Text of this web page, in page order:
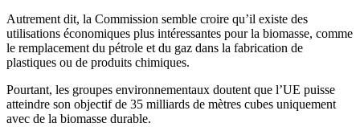
Autrement dit, la Commission semble croire qu’il existe des
utilisations économiques plus intéressantes pour la biomasse, comme
le remplacement du pétrole et du gaz dans la fabrication de
plastiques ou de produits chimiques.
Pourtant, les groupes environnementaux doutent que l’UE puisse
atteindre son objectif de 35 milliards de mètres cubes uniquement
avec de la biomasse durable.